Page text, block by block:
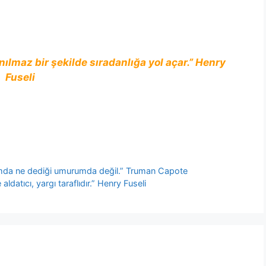
bir şekilde sıradanlığa yol açar.” Henry
Fuseli
ne dediği umurumda değil.” Truman Capote
yargı taraflıdır.” Henry Fuseli